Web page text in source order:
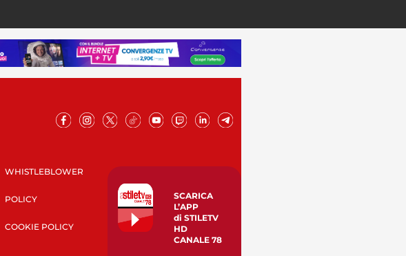
WHISTLEBLOWER
POLICY
COOKIE POLICY
SCARICA
L’APP
di STILETV
HD
CANALE 78